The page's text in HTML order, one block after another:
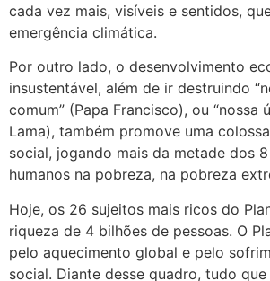
cada vez mais, visíveis e sentidos,
emergência climática.
Por outro lado, o desenvolvimento
insustentável, além de ir destruindo
comum” (Papa Francisco), ou “nossa
Lama), também promove uma
social, jogando mais da metade dos
humanos na pobreza, na pobreza
Hoje, os 26 sujeitos mais ricos do
riqueza de 4 bilhões de pessoas. O
pelo aquecimento global e pelo
social. Diante desse quadro, tudo